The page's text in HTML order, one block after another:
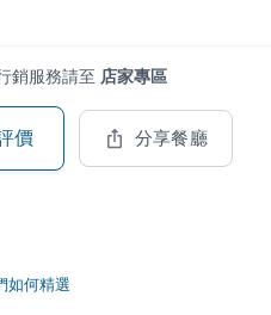
銷服務請至 店家專區
價 分享餐廳
如何精選